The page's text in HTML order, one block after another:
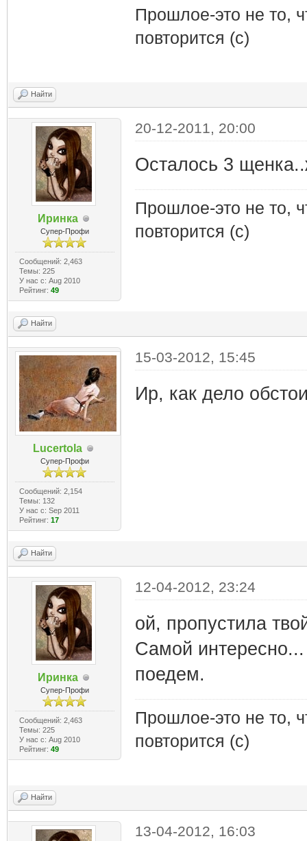
Прошлое-это не то,
повторится (с)
Найти
Иринка
Супер-Профи
Сообщений: 2,463
Темы: 225
У нас с: Aug 2010
Рейтинг: 49
20-12-2011, 20:00
Осталось 3
Прошлое-это не то,
повторится (с)
Найти
Lucertola
Супер-Профи
Сообщений: 2,154
Темы: 132
У нас с: Sep 2011
Рейтинг: 17
15-03-2012, 15:45
Ир, как дело
Найти
Иринка
Супер-Профи
Сообщений: 2,463
Темы: 225
У нас с: Aug 2010
Рейтинг: 49
12-04-2012, 23:24
ой, пропустила
Самой
поедем.
Прошлое-это не то,
повторится (с)
Найти
13-04-2012, 16:03